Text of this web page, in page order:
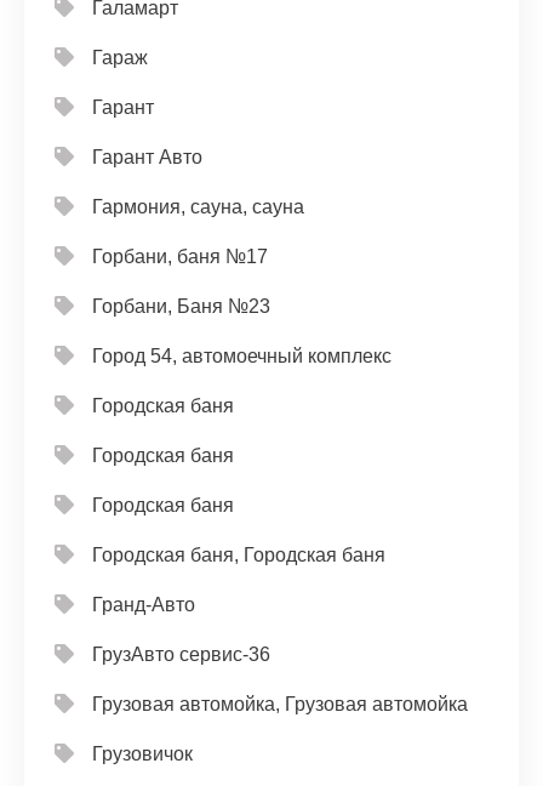
Галамарт
Гараж
Гарант
Гарант Авто
Гармония, сауна, сауна
Горбани, баня №17
Горбани, Баня №23
Город 54, автомоечный комплекс
Городская баня
Городская баня
Городская баня
Городская баня, Городская баня
Гранд-Авто
ГрузАвто сервис-36
Грузовая автомойка, Грузовая автомойка
Грузовичок